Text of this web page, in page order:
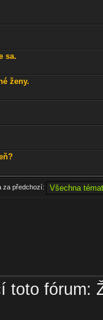
sa.
ženy.
za předchozí:
toto fórum: